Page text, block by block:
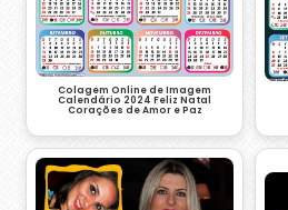
Colagem Online de Imagem
Calendário 2024 Feliz Natal
Corações de Amor e Paz